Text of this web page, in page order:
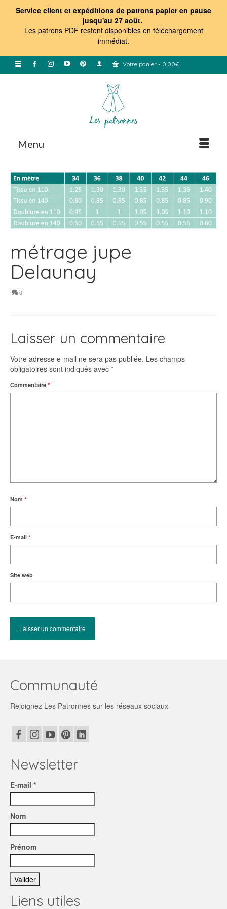
Service client et expéditions de patrons papier en pause
jusqu'au 27 août.
Les patrons PDF restent disponibles en téléchargement
immédiat.
Votre panier - 0,00€
Menu
métrage jupe
Delaunay
0
Laisser un commentaire
Votre adresse e-mail ne sera pas publiée. Les champs
obligatoires sont indiqués avec *
Commentaire *
Nom *
E-mail *
Site web
Communauté
Rejoignez Les Patronnes sur les réseaux sociaux
Newsletter
E-mail *
Nom
Prénom
Liens utiles